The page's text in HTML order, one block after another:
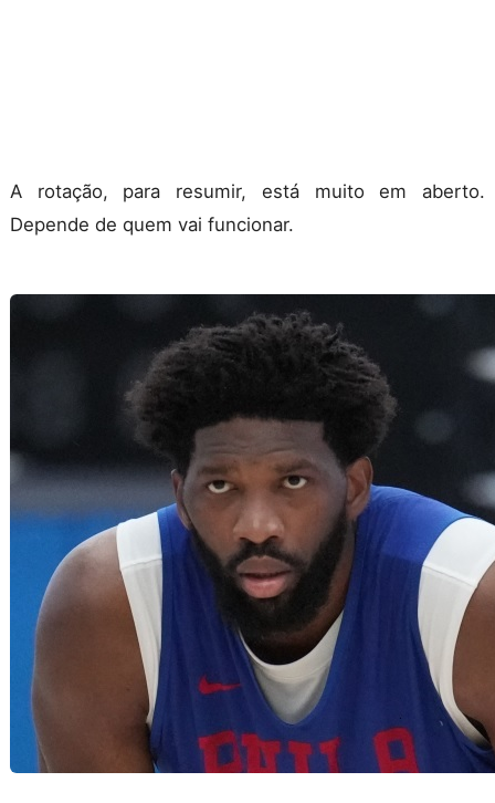
A rotação, para resumir, está muito em aberto.
Depende de quem vai funcionar.